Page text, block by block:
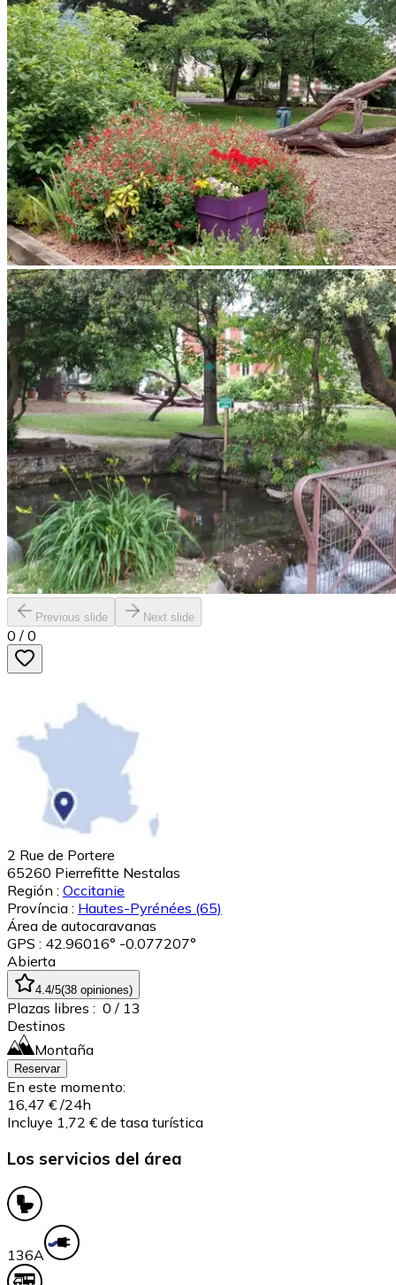
Previous slide Next slide
0 / 0
2 Rue de Portere
65260 Pierrefitte Nestalas
Región : Occitanie
Província : Hautes-Pyrénées (65)
Área de autocaravanas
GPS : 42.96016° -0.077207°
Abierta
4.4/5(38 opiniones)
Plazas libres : 0 / 13
Destinos
Montaña
Reservar
En este momento:
16,47 € /24h
Incluye 1,72 € de tasa turística
Los servicios del área
136A